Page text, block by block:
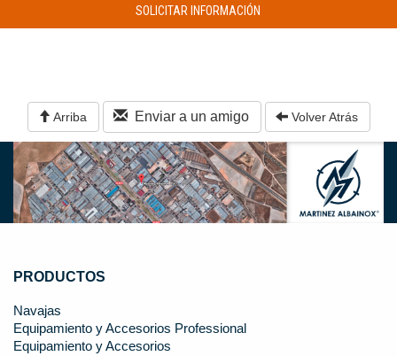
SOLICITAR INFORMACIÓN
Arriba Enviar a un amigo Volver Atrás
PRODUCTOS
Navajas
Equipamiento y Accesorios Professional
Equipamiento y Accesorios